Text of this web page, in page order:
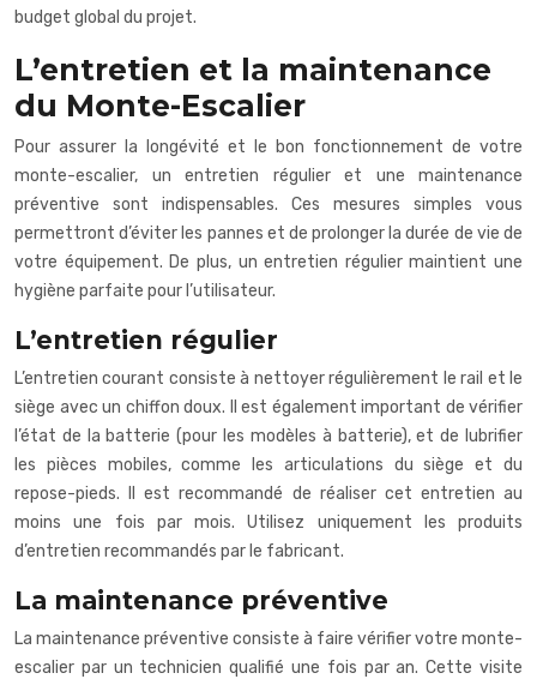
budget global du projet.
L’entretien et la maintenance
du Monte-Escalier
Pour assurer la longévité et le bon fonctionnement de votre
monte-escalier, un entretien régulier et une maintenance
préventive sont indispensables. Ces mesures simples vous
permettront d’éviter les pannes et de prolonger la durée de vie de
votre équipement. De plus, un entretien régulier maintient une
hygiène parfaite pour l’utilisateur.
L’entretien régulier
L’entretien courant consiste à nettoyer régulièrement le rail et le
siège avec un chiffon doux. Il est également important de vérifier
l’état de la batterie (pour les modèles à batterie), et de lubrifier
les pièces mobiles, comme les articulations du siège et du
repose-pieds. Il est recommandé de réaliser cet entretien au
moins une fois par mois. Utilisez uniquement les produits
d’entretien recommandés par le fabricant.
La maintenance préventive
La maintenance préventive consiste à faire vérifier votre monte-
escalier par un technicien qualifié une fois par an. Cette visite